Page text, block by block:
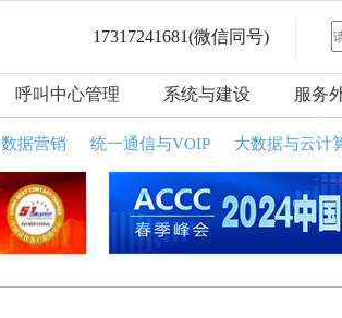
17317241681(微信同号)
呼叫中心管理 系统与建设 服务
数据营销 统一通信与VOIP 大数据与云计